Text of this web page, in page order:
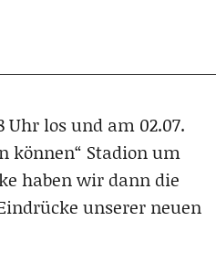
los und am 02.07.
können“ Stadion um
haben wir dann die
unserer neuen